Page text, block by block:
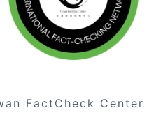
FactCheck Center